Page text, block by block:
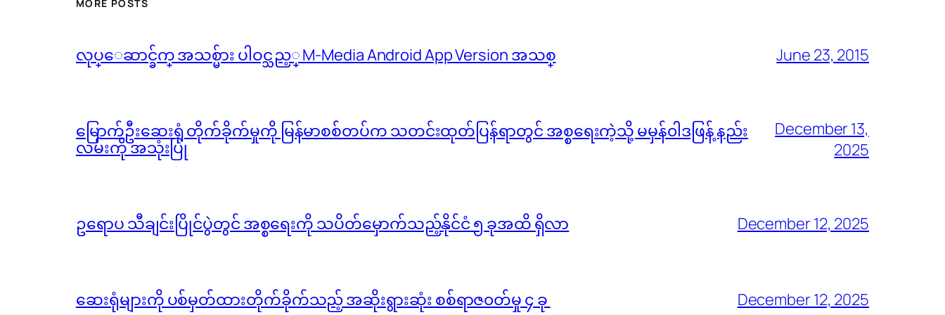
MORE POSTS
လုပ္ေဆာင္ခ်က္ အသစ္မ်ား ပါဝင္သည့္ M-Media Android App Version အသစ္ June 23, 2015
မြောက်ဦးဆေးရုံ တိုက်ခိုက်မှုကို မြန်မာစစ်တပ်က သတင်းထုတ်ပြန်ရာတွင် အစ္စရေးကဲ့သို့ မမှန်၀ါဒဖြန့် နည်း
လမ်းကို အသုံးပြု
December 13,
2025
ဥရောပ သီချင်းပြိုင်ပွဲတွင် အစ္စရေးကို သပိတ်မှောက်သည့်နိုင်ငံ ၅ ခုအထိ ရှိလာ December 12, 2025
ဆေးရုံများကို ပစ်မှတ်ထားတိုက်ခိုက်သည့် အဆိုးရွားဆုံး စစ်ရာဇ၀တ်မှု ၄ ခု December 12, 2025